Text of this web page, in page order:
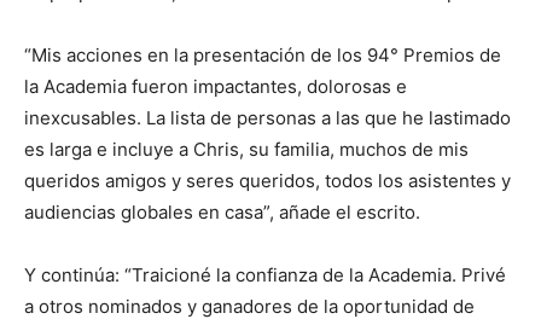
“Mis acciones en la presentación de los 94° Premios de
la Academia fueron impactantes, dolorosas e
inexcusables. La lista de personas a las que he lastimado
es larga e incluye a Chris, su familia, muchos de mis
queridos amigos y seres queridos, todos los asistentes y
audiencias globales en casa”, añade el escrito.
Y continúa: “Traicioné la confianza de la Academia. Privé
a otros nominados y ganadores de la oportunidad de